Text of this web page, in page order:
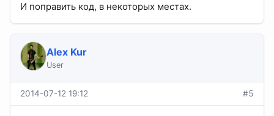
И поправить код, в некоторых местах.
Alex Kur
User
2014-07-12 19:12 #5